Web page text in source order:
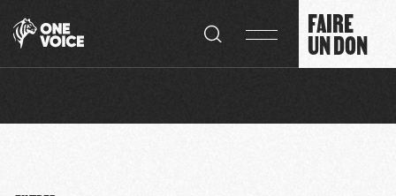
FAIRE
UN DON